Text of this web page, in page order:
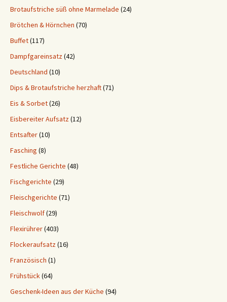
Brotaufstriche süß ohne Marmelade (24)
Brötchen & Hörnchen (70)
Buffet(117)
Dampfgareinsatz(42)
Deutschland (10)
Dips & Brotaufstriche herzhaft(71)
Eis & Sorbet(26)
Eisbereiter Aufsatz(12)
Entsafter(10)
Fasching (8)
Festliche Gerichte (48)
Fischgerichte (29)
Fleischgerichte (71)
Fleischwolf(29)
Flexirührer(403)
Flockeraufsatz(16)
Französisch (1)
Frühstück(64)
Geschenk-Ideen aus der Küche (94)